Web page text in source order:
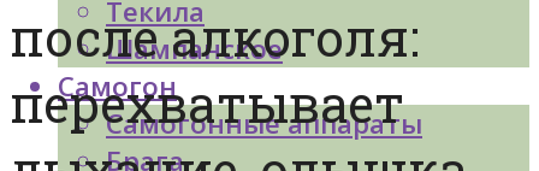
Текила
Шампанское
Самогон
Самогонные аппараты
Брага
после алкоголя:
перехватывает